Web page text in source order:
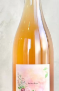
タクトから搾汁し
、14日間の静置